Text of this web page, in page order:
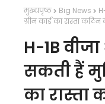
मुख्यपृष्ठ Big News
ग्रीन कार्ड का रास्ता
H-1B
सकती हैं
का रास्ता